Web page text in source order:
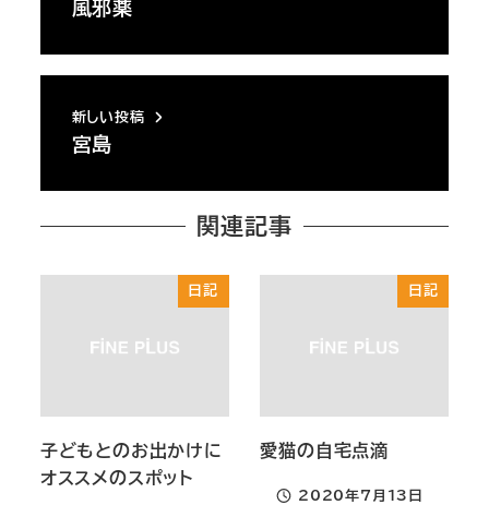
風邪薬
新しい投稿
宮島
関連記事
日記
子どもとのお出かけに
オススメのスポット
日記
愛猫の自宅点滴
2020年7月13日